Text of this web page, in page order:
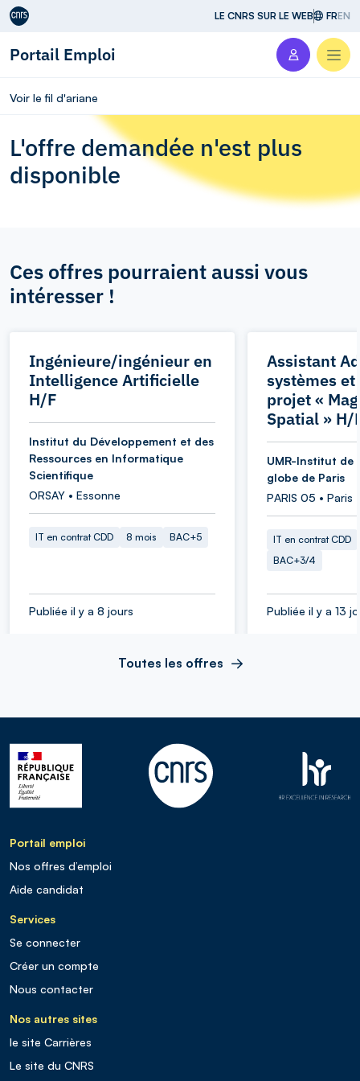
Aller au contenu LE CNRS SUR LE WEB FREN
Portail Emploi
Voir le fil d'ariane
L'offre demandée n'est plus
disponible
Ces offres pourraient aussi vous
intéresser !
Ingénieure/ingénieur en
Intelligence Artificielle
H/F
Institut du Développement et des
Ressources en Informatique
Scientifique
ORSAY • Essonne
IT en contrat CDD 8 mois BAC+5
Publiée il y a 8 jours
Assistant
systèmes
projet «
Spatial » H/
UMR-Institut de
globe de Paris
PARIS 05 • Paris
IT en contrat CDD
BAC+3/4
Publiée il y a 13
Toutes les offres
Portail emploi
Nos offres d’emploi
Aide candidat
Services
Se connecter
Créer un compte
Nous contacter
Nos autres sites
le site Carrières
Le site du CNRS